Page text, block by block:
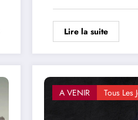
Lire la suite
A VENIR Tous Les